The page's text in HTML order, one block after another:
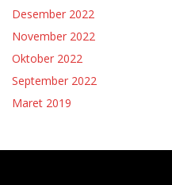
Desember 2022
November 2022
Oktober 2022
September 2022
Maret 2019